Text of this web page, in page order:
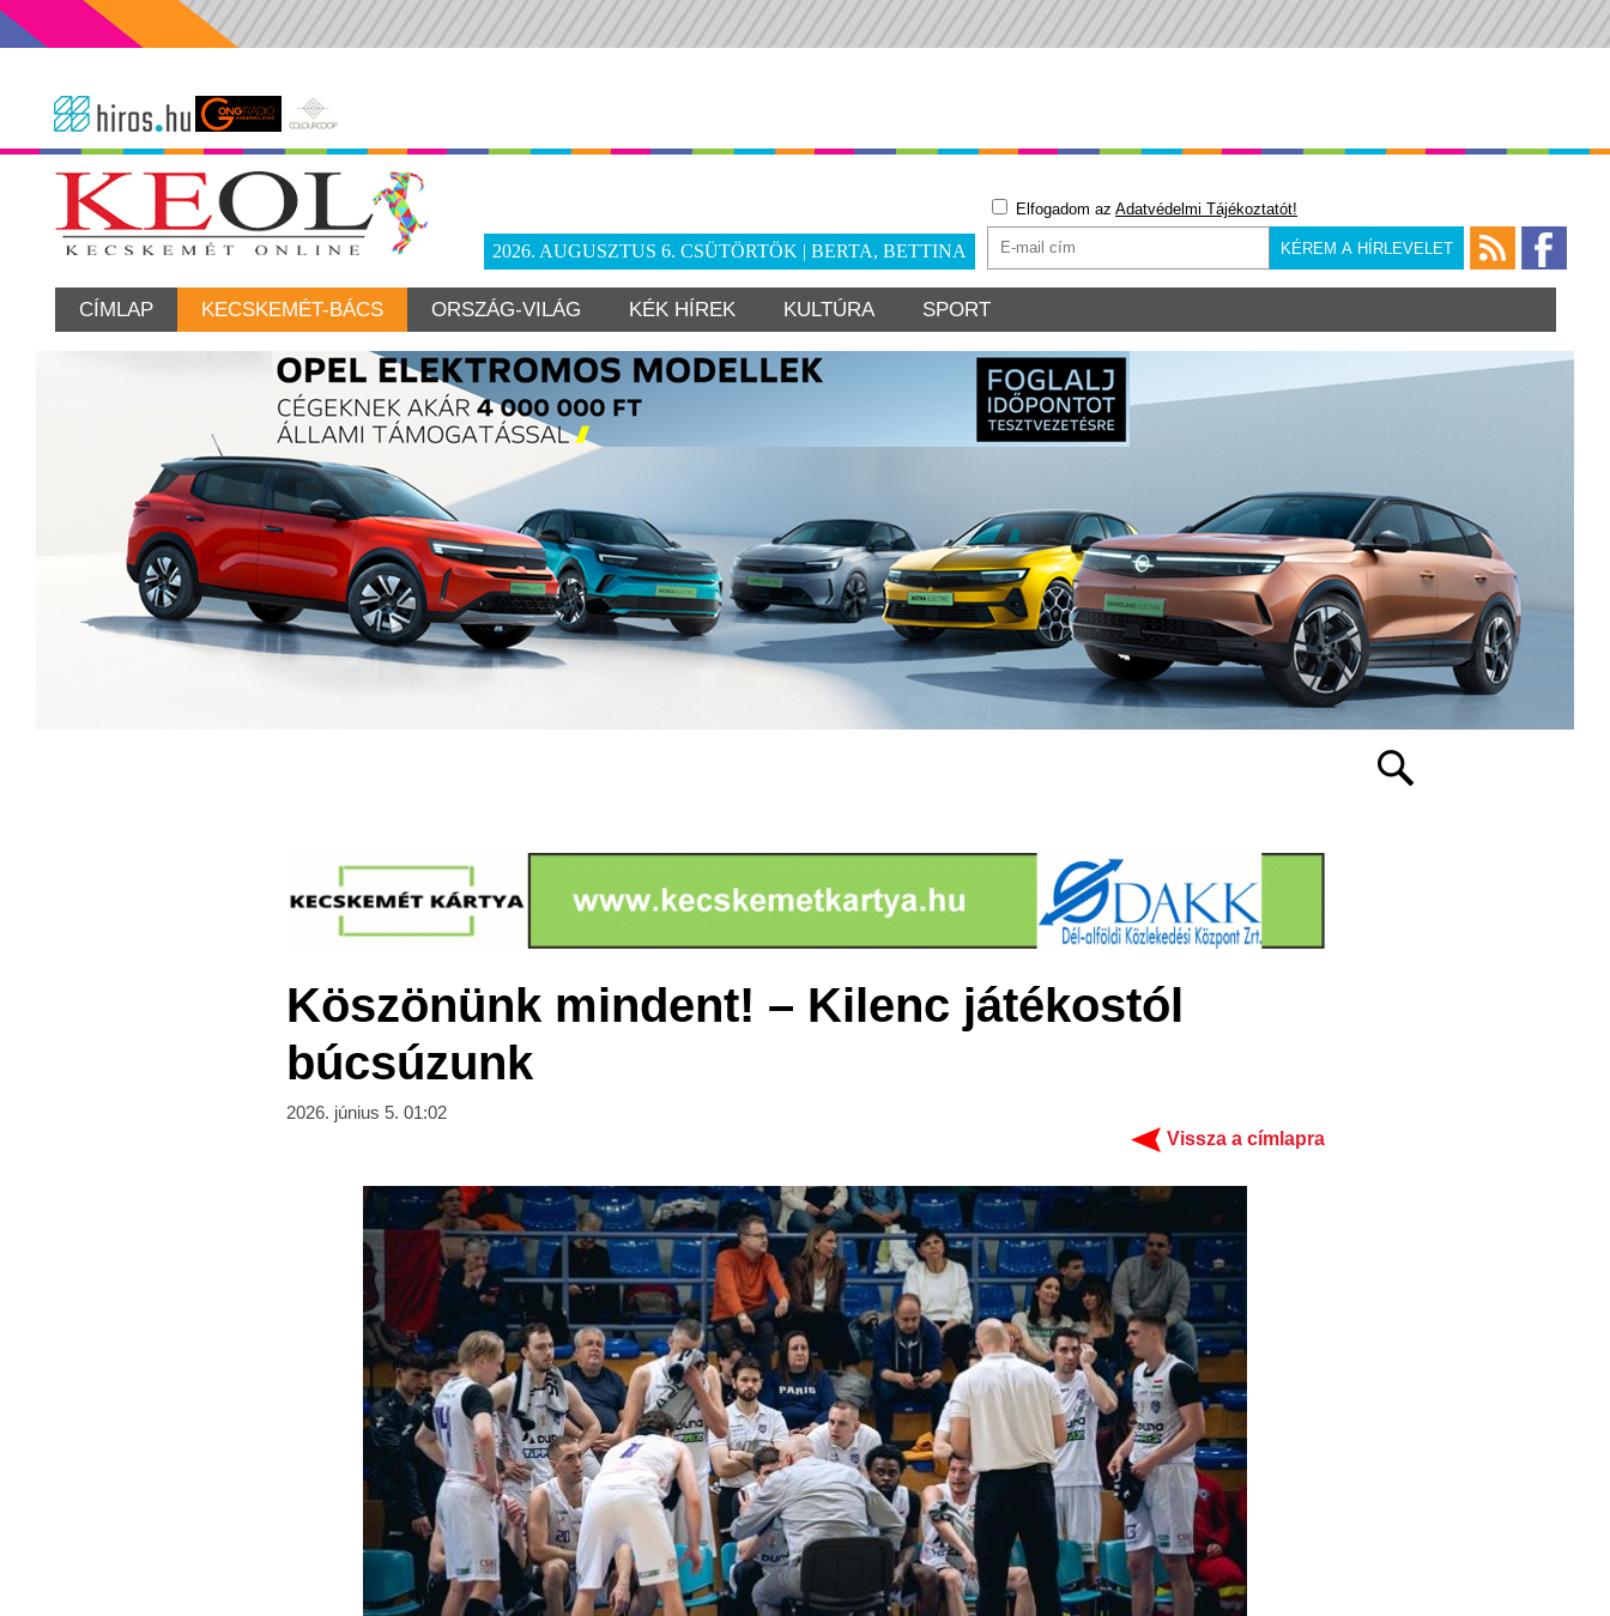
2026. AUGUSZTUS 6. CSÜTÖRTÖK | BERTA, BETTINA
Elfogadom az Adatvédelmi Tájékoztatót!
CÍMLAP KECSKEMÉT-BÁCS ORSZÁG-VILÁG KÉK HÍREK KULTÚRA SPORT
Köszönünk mindent! – Kilenc játékostól
búcsúzunk
2026. június 5. 01:02
Vissza a címlapra